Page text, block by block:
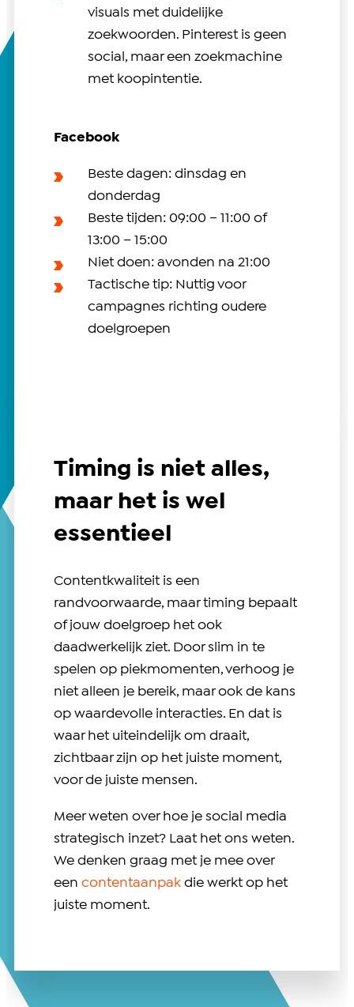
visuals met duidelijke
zoekwoorden. Pinterest is geen
social, maar een zoekmachine
met koopintentie.
Facebook
Beste dagen: dinsdag en
donderdag
Beste tijden: 09:00 – 11:00 of
13:00 – 15:00
Niet doen: avonden na 21:00
Tactische tip: Nuttig voor
campagnes richting oudere
doelgroepen
Timing is niet alles,
maar het is wel
essentieel
Contentkwaliteit is een
randvoorwaarde, maar timing bepaalt
of jouw doelgroep het ook
daadwerkelijk ziet. Door slim in te
spelen op piekmomenten, verhoog je
niet alleen je bereik, maar ook de kans
op waardevolle interacties. En dat is
waar het uiteindelijk om draait,
zichtbaar zijn op het juiste moment,
voor de juiste mensen.
Meer weten over hoe je social media
strategisch inzet? Laat het ons weten.
We denken graag met je mee over
een contentaanpak die werkt op het
juiste moment.